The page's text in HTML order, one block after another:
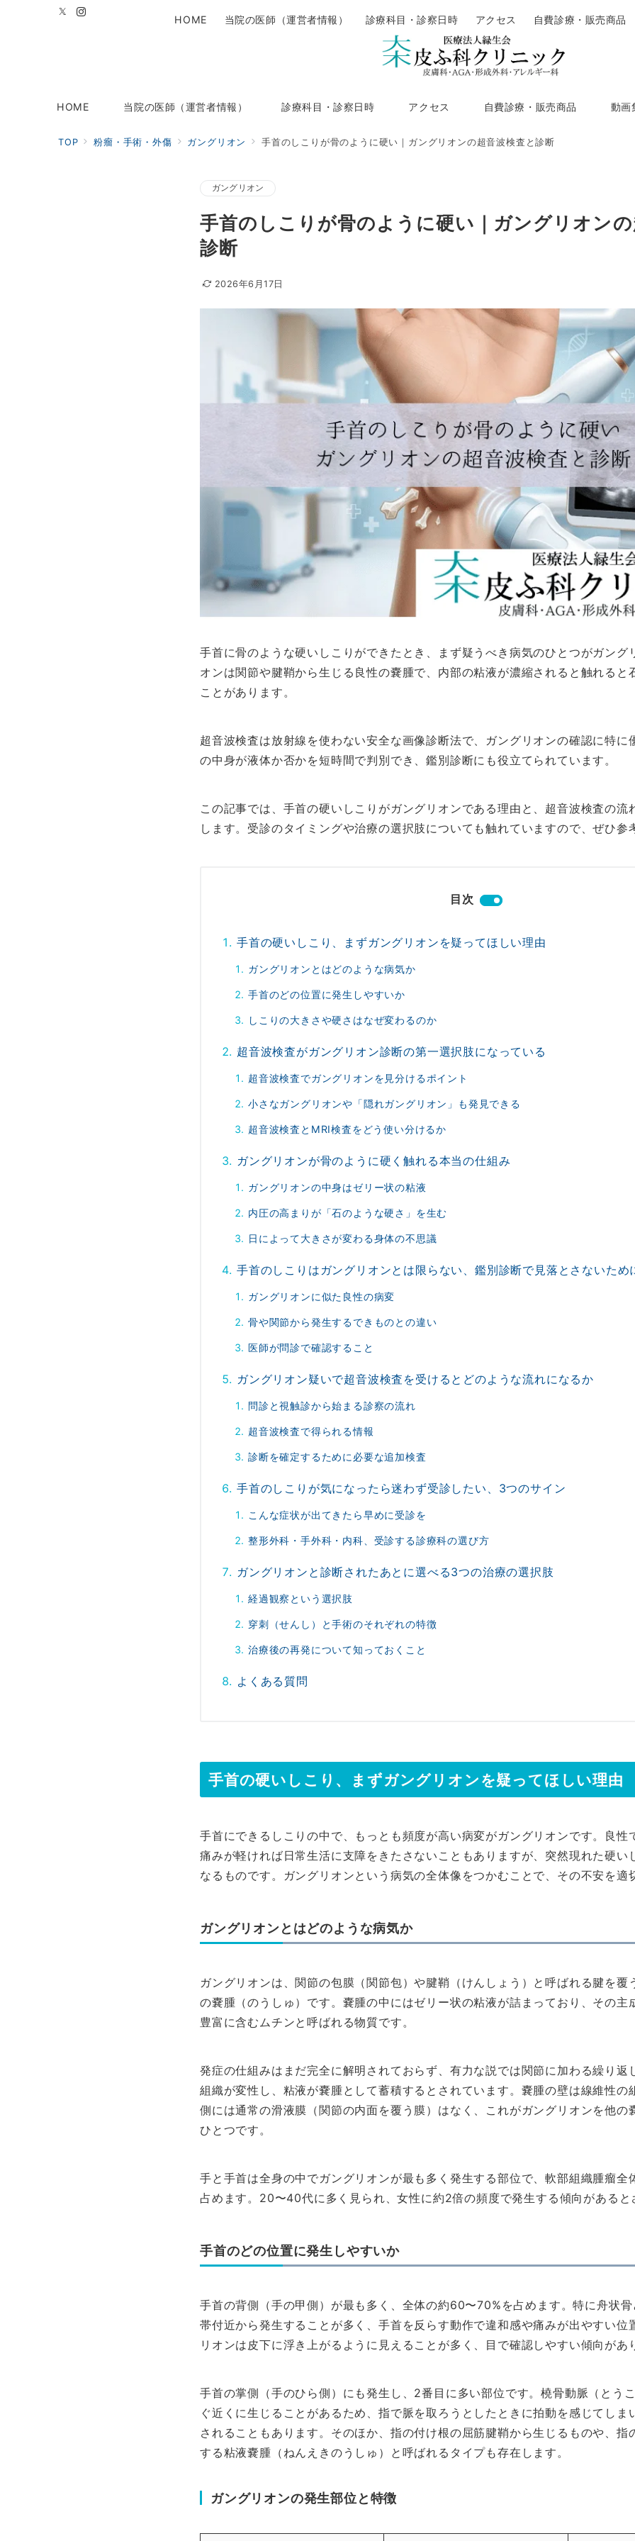
HOME 当院の医師（運営者情報） 診療科目・診察日時 アクセス 自費診療・販売商品 動画
HOME 当院の医師（運営者情報） 診療科目・診察日時 アクセス 自費診療・販売商品
TOP 粉瘤・手術・外傷 ガングリオン 手首のしこりが骨のように硬い｜ガングリオンの超音波検査と診断
ガングリオン
手首のしこりが骨のように硬い｜ガングリオン
診断
2026年6月17日
手首に骨のような硬いしこりができたとき、まず疑うべき病気のひとつがガング
オンは関節や腱鞘から生じる良性の嚢腫で、内部の粘液が濃縮されると触れると
ことがあります。
超音波検査は放射線を使わない安全な画像診断法で、ガングリオンの確認に特に
の中身が液体か否かを短時間で判別でき、鑑別診断にも役立てられています。
この記事では、手首の硬いしこりがガングリオンである理由と、超音波検査の流
します。受診のタイミングや治療の選択肢についても触れていますので、ぜひ参
目次
手首の硬いしこり、まずガングリオンを疑ってほしい理由
ガングリオンとはどのような病気か
手首のどの位置に発生しやすいか
しこりの大きさや硬さはなぜ変わるのか
超音波検査がガングリオン診断の第一選択肢になっている
超音波検査でガングリオンを見分けるポイント
小さなガングリオンや「隠れガングリオン」も発見できる
超音波検査とMRI検査をどう使い分けるか
ガングリオンが骨のように硬く触れる本当の仕組み
ガングリオンの中身はゼリー状の粘液
内圧の高まりが「石のような硬さ」を生む
日によって大きさが変わる身体の不思議
手首のしこりはガングリオンとは限らない、鑑別診断で見落とさないため
ガングリオンに似た良性の病変
骨や関節から発生するできものとの違い
医師が問診で確認すること
ガングリオン疑いで超音波検査を受けるとどのような流れになるか
問診と視触診から始まる診察の流れ
超音波検査で得られる情報
診断を確定するために必要な追加検査
手首のしこりが気になったら迷わず受診したい、3つのサイン
こんな症状が出てきたら早めに受診を
整形外科・手外科・内科、受診する診療科の選び方
ガングリオンと診断されたあとに選べる3つの治療の選択肢
経過観察という選択肢
穿刺（せんし）と手術のそれぞれの特徴
治療後の再発について知っておくこと
よくある質問
手首の硬いしこり、まずガングリオンを疑ってほしい理由
手首にできるしこりの中で、もっとも頻度が高い病変がガングリオンです。良性
痛みが軽ければ日常生活に支障をきたさないこともありますが、突然現れた硬い
なるものです。ガングリオンという病気の全体像をつかむことで、その不安を適
ガングリオンとはどのような病気か
ガングリオンは、関節の包膜（関節包）や腱鞘（けんしょう）と呼ばれる腱を覆
の嚢腫（のうしゅ）です。嚢腫の中にはゼリー状の粘液が詰まっており、その主
豊富に含むムチンと呼ばれる物質です。
発症の仕組みはまだ完全に解明されておらず、有力な説では関節に加わる繰り返
組織が変性し、粘液が嚢腫として蓄積するとされています。嚢腫の壁は線維性の
側には通常の滑液膜（関節の内面を覆う膜）はなく、これがガングリオンを他の
ひとつです。
手と手首は全身の中でガングリオンが最も多く発生する部位で、軟部組織腫瘤全
占めます。20〜40代に多く見られ、女性に約2倍の頻度で発生する傾向があると
手首のどの位置に発生しやすいか
手首の背側（手の甲側）が最も多く、全体の約60〜70%を占めます。特に舟状
帯付近から発生することが多く、手首を反らす動作で違和感や痛みが出やすい位
リオンは皮下に浮き上がるように見えることが多く、目で確認しやすい傾向があ
手首の掌側（手のひら側）にも発生し、2番目に多い部位です。橈骨動脈（とう
ぐ近くに生じることがあるため、指で脈を取ろうとしたときに拍動を感じてしま
されることもあります。そのほか、指の付け根の屈筋腱鞘から生じるものや、指
する粘液嚢腫（ねんえきのうしゅ）と呼ばれるタイプも存在します。
ガングリオンの発生部位と特徴